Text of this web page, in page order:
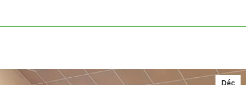
Déc